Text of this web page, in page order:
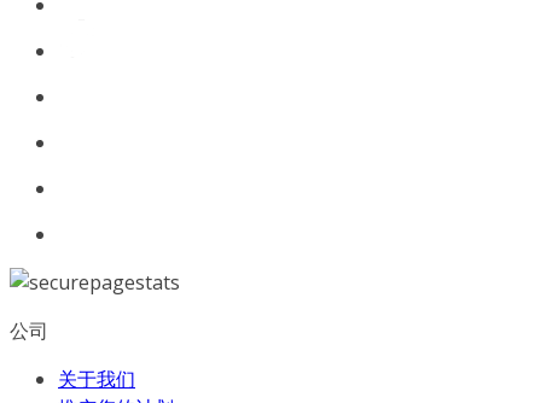
公司
关于我们